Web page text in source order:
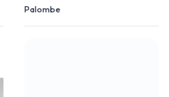
Palombe